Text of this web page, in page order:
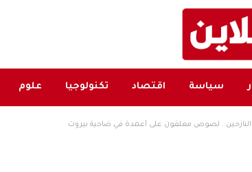
سياسة اقتصاد تكنولوجيا علوم
لصوص معلقون على أعمدة في ضاحية بيروت